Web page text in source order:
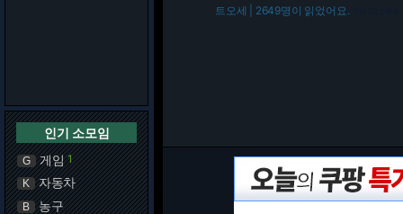
인기 소모임
G 게임 1
K 자동차
B 농구
트오세 | 2649명이 읽었어요.